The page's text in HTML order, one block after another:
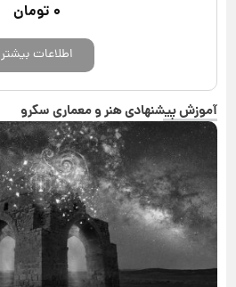
۰ تومان
اطلاعات بیشتر
آموزش پیشنهادی هنر و معماری سکرو